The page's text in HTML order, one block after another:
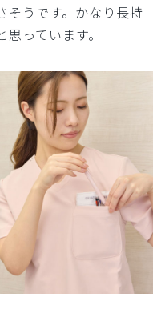
そうです。かなり長持
っています。